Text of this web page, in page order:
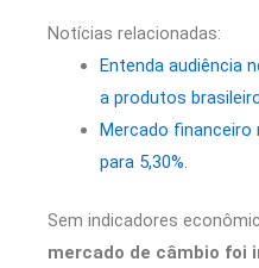
Notícias relacionadas:
Entenda audiência
a produtos
Mercado financeiro
para 5,30%.
Sem indicadores
mercado de câmbio foi